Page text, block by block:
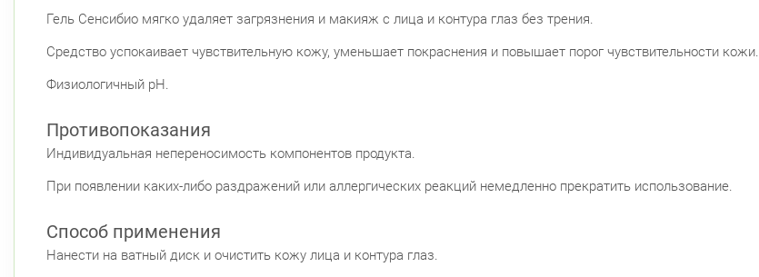
Гель Сенсибио мягко удаляет загрязнения и макияж с лица и контура глаз без трения.
Средство успокаивает чувствительную кожу, уменьшает покраснения и повышает порог чувствительности кожи.
Физиологичный pH.
Противопоказания
Индивидуальная непереносимость компонентов продукта.
При появлении каких-либо раздражений или аллергических реакций немедленно прекратить использование.
Способ применения
Нанести на ватный диск и очистить кожу лица и контура глаз.